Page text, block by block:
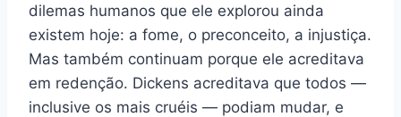
dilemas humanos que ele explorou ainda
existem hoje: a fome, o preconceito, a injustiça.
Mas também continuam porque ele acreditava
em redenção. Dickens acreditava que todos —
inclusive os mais cruéis — podiam mudar, e